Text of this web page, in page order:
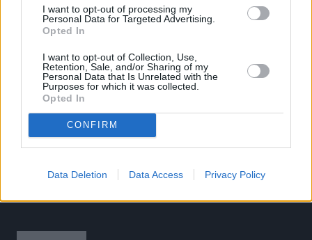
I want to opt-out of processing my
Personal Data for Targeted Advertising.
Opted In
I want to opt-out of Collection, Use,
Retention, Sale, and/or Sharing of my
Personal Data that Is Unrelated with the
Purposes for which it was collected.
Opted In
CONFIRM
Data Deletion Data Access Privacy Policy
Στάφορντ με 14.31.38 σημείωσε ρεκόρ Β. Αμερικής και η
Αμερικανίδα Ελίζ Κράνι με 14.33.17 ρεκόρ ΗΠΑ.
12/02/2022 • 18:09